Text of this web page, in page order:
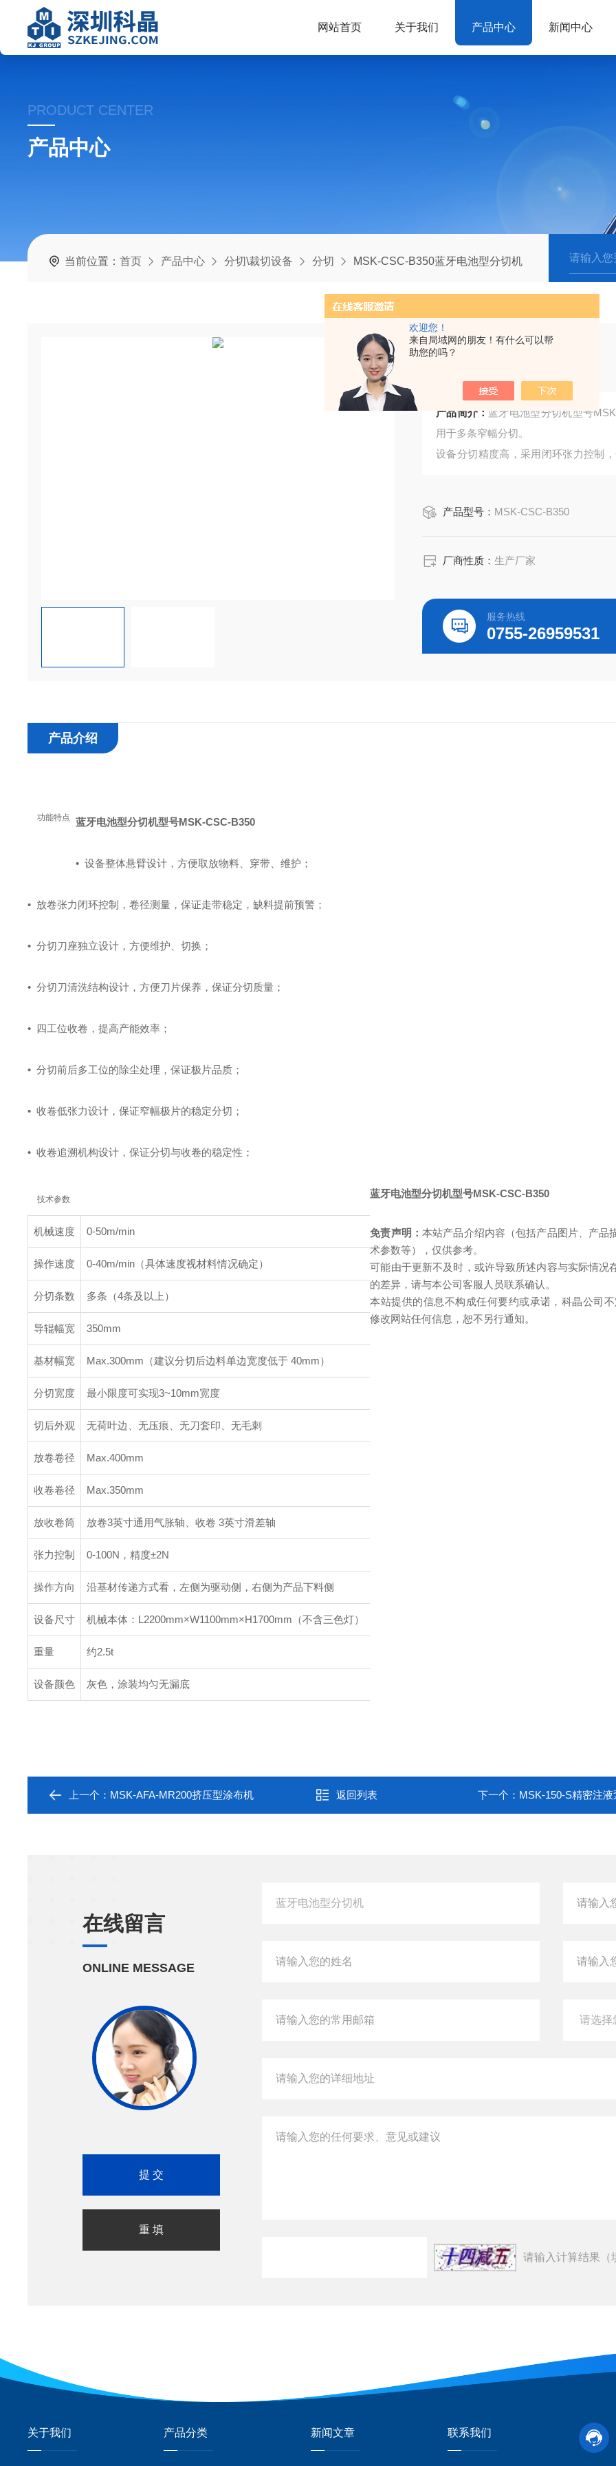
欢迎您！
来自局域网的朋友！有什么可以帮
助您的吗？
网站首页 关于我们 产品中心 新闻中心
PRODUCT CENTER
产品中心
当前位置：首页 产品中心 分切\裁切设备 分切 MSK-CSC-B350蓝牙电池型分切机
产品简介： 蓝牙电池型分切机型号
用于多条窄幅分切。
设备分切精度高，采用闭环张力控制
产品型号： MSK-CSC-B350
厂商性质：生产厂家
服务热线
0755-26959531
产品介绍
功能特点 蓝牙电池型分切机型号MSK-CSC-B350
•设备整体悬臂设计，方便取放物料、穿带、维护；
• 放卷张力闭环控制，卷径测量，保证走带稳定，缺料提前预警；
•分切刀座独立设计，方便维护、切换；
•分切刀清洗结构设计，方便刀片保养，保证分切质量；
• 四工位收卷，提高产能效率；
•分切前后多工位的除尘处理，保证极片品质；
•收卷低张力设计，保证窄幅极片的稳定分切；
•收卷追溯机构设计，保证分切与收卷的稳定性；
技术参数
机械速度 0-50m/min
操作速度 0-40m/min（具体速度视材料情况确定）
分切条数 多条（4条及以上）
导辊幅宽 350mm
基材幅宽 Max.300mm（建议分切后边料单边宽度低于 40mm）
分切宽度 最小限度可实现3~10mm宽度
切后外观 无荷叶边、无压痕、无刀套印、无毛刺
放卷卷径 Max.400mm
收卷卷径 Max.350mm
放收卷筒 放卷3英寸通用气胀轴、收卷 3英寸滑差轴
张力控制 0-100N，精度±2N
操作方向 沿基材传递方式看，左侧为驱动侧，右侧为产品下料侧
设备尺寸 机械本体：L2200mm×W1100mm×H1700mm（不含三色灯）
重量 约2.5t
设备颜色 灰色，涂装均匀无漏底
蓝牙电池型分切机型号MSK-CSC-B350
免责声明： 本站产品介绍内容（包括产品图片、产品
术参数等），仅供参考。
可能由于更新不及时，或许导致所述内容与实际情况
的差异，请与本公司客服人员联系确认。
本站提供的信息不构成任何要约或承诺，科晶公司
修改网站任何信息，恕不另行通知。
上一个： MSK-AFA-MR200挤压型涂布机 返回列表 下一个： MSK-150-S精密注液
在线留言
ONLINE MESSAGE
请输入计算结果（
关于我们 产品分类 新闻文章 联系我们